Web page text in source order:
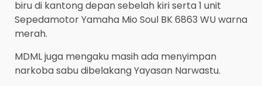
biru di kantong depan sebelah kiri serta 1 unit
Sepedamotor Yamaha Mio Soul BK 6863 WU warna
merah.
MDML juga mengaku masih ada menyimpan
narkoba sabu dibelakang Yayasan Narwastu.